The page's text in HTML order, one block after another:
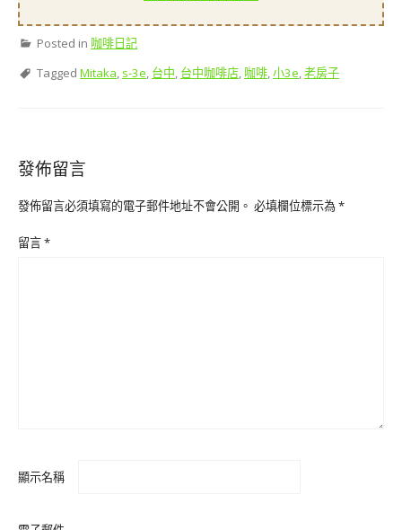
Posted in 咖啡日記
Tagged Mitaka, s-3e, 台中, 台中咖啡店, 咖啡,小3e,老房子
發佈留言
發佈留言必須填寫的電子郵件地址不會公開。 必填欄位標示為*
留言*
顯示名稱